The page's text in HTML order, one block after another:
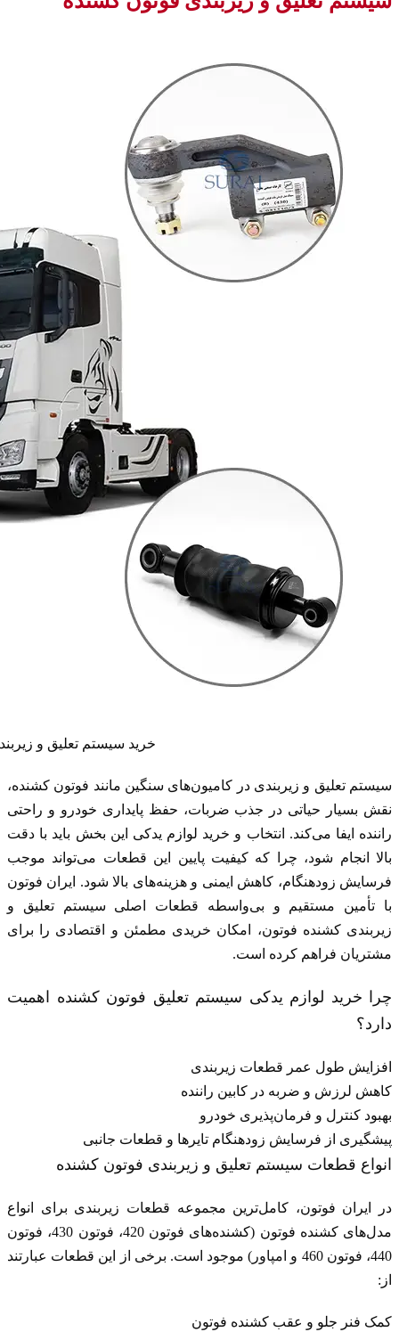
خرید سیستم تعلیق و
سیستم تعلیق و زیر‌بندی در کامیون‌های سنگین مانند فوتون کشنده،
نقش بسیار حیاتی در جذب ضربات، حفظ پایداری خودرو و راحتی
راننده ایفا می‌کند. انتخاب و خرید لوازم یدکی این بخش باید با دقت
بالا انجام شود، چرا که کیفیت پایین این قطعات می‌تواند موجب
فرسایش زودهنگام، کاهش ایمنی و هزینه‌های بالا شود. ایران فوتون
با تأمین مستقیم و بی‌واسطه قطعات اصلی سیستم تعلیق و
زیر‌بندی کشنده فوتون، امکان خریدی مطمئن و اقتصادی را برای
مشتریان فراهم کرده است.
چرا خرید لوازم یدکی سیستم تعلیق فوتون کشنده اهمیت
دارد؟
افزایش طول عمر قطعات زیر‌بندی
کاهش لرزش و ضربه در کابین راننده
بهبود کنترل و فرمان‌پذیری خودرو
پیشگیری از فرسایش زودهنگام تایرها و قطعات جانبی
انواع قطعات سیستم تعلیق و زیر‌بندی فوتون کشنده
در ایران فوتون، کامل‌ترین مجموعه قطعات زیر‌بندی برای انواع
مدل‌های کشنده فوتون (کشنده‌های فوتون 420 ، فوتون 430 ، فوتون
440، فوتون 460 و امپاور ) موجود است. برخی از این قطعات عبارتند
از:
کمک فنر جلو و عقب کشنده فوتون